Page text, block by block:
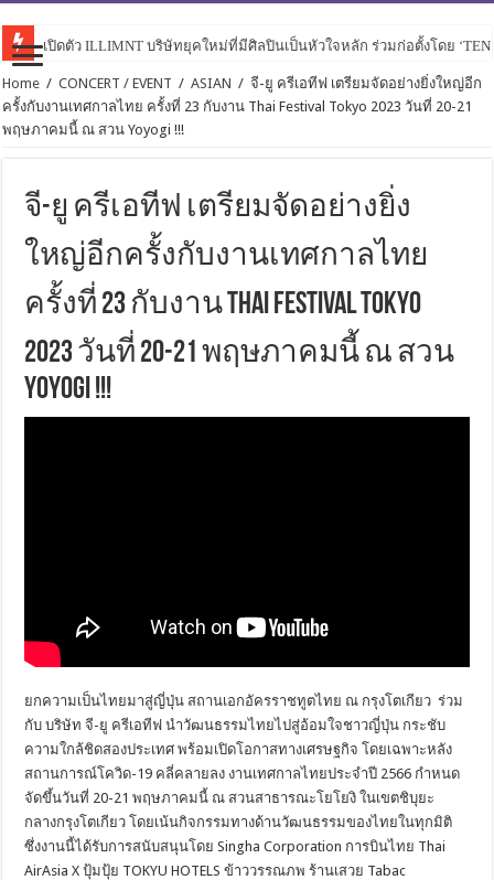
เปิดตัว ILLIMNT บริษัทยุคใหม่ที่มีศิลปินเป็นหัวใจหลัก ร่วมก่อตั้งโดย
Home / CONCERT / EVENT / ASIAN / จี-ยู ครีเอทีฟ เตรียมจัดอย่างยิ่งใหญ่อีก
ครั้งกับงานเทศกาลไทย ครั้งที่ 23 กับงาน Thai Festival Tokyo 2023 วันที่ 20-21
พฤษภาคมนี้ ณ สวน Yoyogi !!!
จี-ยู ครีเอทีฟ เตรียมจัดอย่างยิ่ง
ใหญ่อีกครั้งกับงานเทศกาลไทย
ครั้งที่ 23 กับงาน Thai Festival Tokyo
2023 วันที่ 20-21 พฤษภาคมนี้ ณ สวน
Yoyogi !!!
ยกความเป็นไทยมาสู่ญี่ปุ่น สถานเอกอัครราชทูตไทย ณ กรุงโตเกียว ร่วม
กับ บริษัท จี-ยู ครีเอทีฟ นำวัฒนธรรมไทยไปสู่อ้อมใจชาวญี่ปุ่น กระชับ
ความใกล้ชิดสองประเทศ พร้อมเปิดโอกาสทางเศรษฐกิจ โดยเฉพาะหลัง
สถานการณ์โควิด-19 คลี่คลายลง งานเทศกาลไทยประจำปี 2566 กำหนด
จัดขึ้นวันที่ 20-21 พฤษภาคมนี้ ณ สวนสาธารณะโยโยงิ ในเขตชิบุยะ
กลางกรุงโตเกียว โดยเน้นกิจกรรมทางด้านวัฒนธรรมของไทยในทุกมิติ
ซึ่งงานนี้ได้รับการสนับสนุนโดย Singha Corporation การบินไทย Thai
AirAsia X ปุ้มปุ้ย TOKYU HOTELS ข้าววรรณภพ ร้านเสวย Tabac